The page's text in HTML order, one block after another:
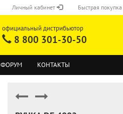
Личный кабинет Быстрая покупка
официальный дистрибьютор
8 800 301-30-50
ФОРУМ КОНТАКТЫ